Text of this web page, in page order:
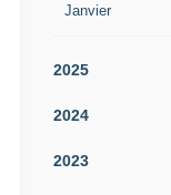
Janvier
2025
2024
2023